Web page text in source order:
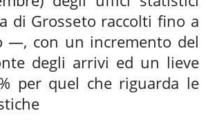
di Grosseto raccolti fino a
—, con un incremento del
degli arrivi ed un lieve
per quel che riguarda le